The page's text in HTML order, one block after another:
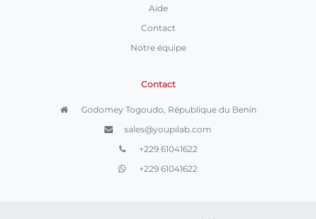
Aide
Contact
Notre équipe
Contact
Godomey Togoudo, République du Benin
sales@youpilab.com
+229 61041622
+229 61041622